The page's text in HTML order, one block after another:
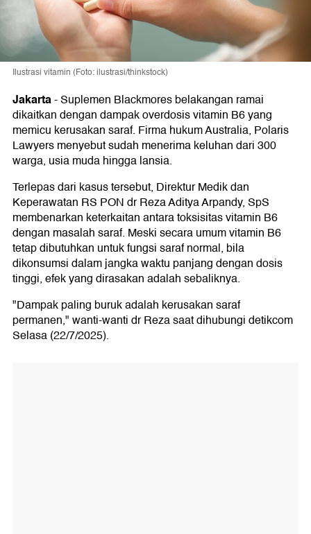
Ilustrasi vitamin (Foto: ilustrasi/thinkstock)
Jakarta-Suplemen Blackmores belakangan ramai
dikaitkan dengan dampak overdosis vitamin B6 yang
memicu kerusakan saraf. Firma hukum Australia, Polaris
Lawyers menyebut sudah menerima keluhan dari 300
warga, usia muda hingga lansia.
Terlepas dari kasus tersebut, Direktur Medik dan
Keperawatan RS PON dr Reza Aditya Arpandy, SpS
membenarkan keterkaitan antara toksisitas vitamin B6
dengan masalah saraf. Meski secara umum vitamin B6
tetap dibutuhkan untuk fungsi saraf normal, bila
dikonsumsi dalam jangka waktu panjang dengan dosis
tinggi, efek yang dirasakan adalah sebaliknya.
"Dampak paling buruk adalah kerusakan saraf
permanen," wanti-wanti dr Reza saat dihubungi detikcom
Selasa (22/7/2025).